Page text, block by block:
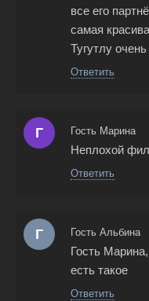
все его
самая
Тугутлу
Ответить
Г Гость Марина
Неплохой
Ответить
Г Гость Альбина
Гость Марина,
есть такое
Ответить